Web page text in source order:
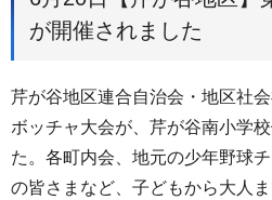
が開催されました
芹が谷地区連合自治会・地区社
ボッチャ大会が、芹が谷南小学
た。各町内会、地元の少年野球
の皆さまなど、子どもから大人